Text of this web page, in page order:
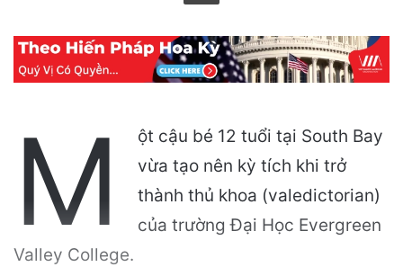
M
ột cậu bé 12 tuổi tại South Bay
vừa tạo nên kỳ tích khi trở
thành thủ khoa (valedictorian)
của trường Đại Học Evergreen
Valley College.